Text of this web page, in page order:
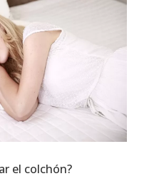
el colchón?